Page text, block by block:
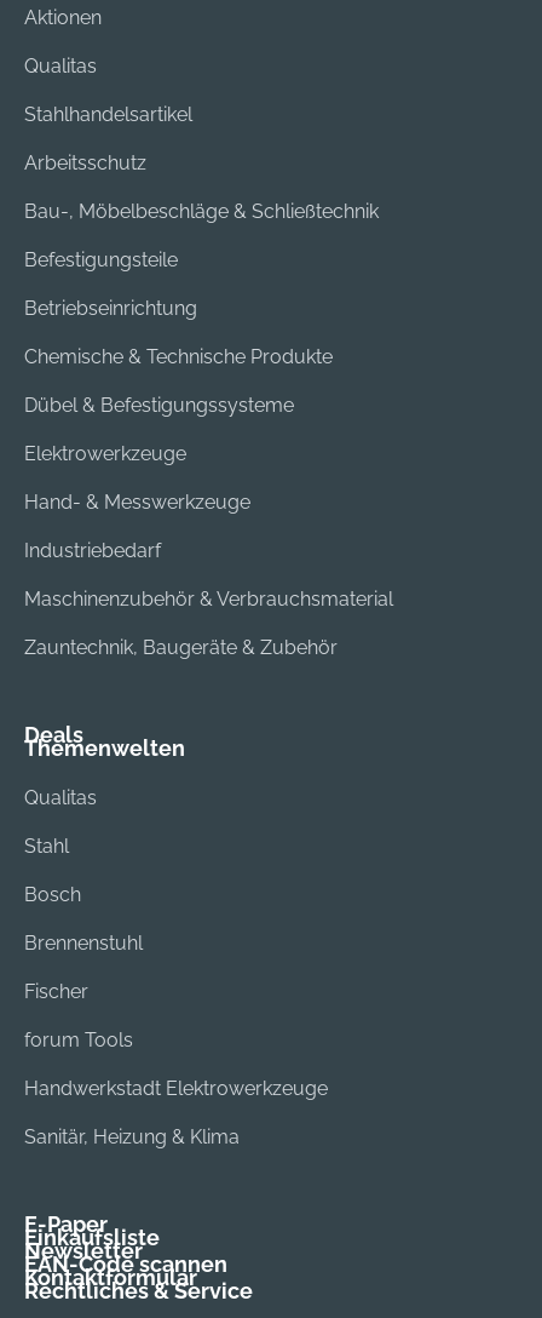
Aktionen
Qualitas
Stahlhandelsartikel
Arbeitsschutz
Bau-, Möbelbeschläge & Schließtechnik
Befestigungsteile
Betriebseinrichtung
Chemische & Technische Produkte
Dübel & Befestigungssysteme
Elektrowerkzeuge
Hand- & Messwerkzeuge
Industriebedarf
Maschinenzubehör & Verbrauchsmaterial
Zauntechnik, Baugeräte & Zubehör
Deals
Themenwelten
Qualitas
Stahl
Bosch
Brennenstuhl
Fischer
forum Tools
Handwerkstadt Elektrowerkzeuge
Sanitär, Heizung & Klima
E-Paper
Einkaufsliste
Newsletter
EAN-Code scannen
Kontaktformular
Rechtliches & Service